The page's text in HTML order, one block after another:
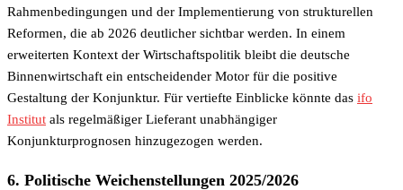
Rahmenbedingungen und der Implementierung von strukturellen
Reformen, die ab 2026 deutlicher sichtbar werden. In einem
erweiterten Kontext der Wirtschaftspolitik bleibt die deutsche
Binnenwirtschaft ein entscheidender Motor für die positive
Gestaltung der Konjunktur. Für vertiefte Einblicke könnte das ifo
Institut als regelmäßiger Lieferant unabhängiger
Konjunkturprognosen hinzugezogen werden.
6. Politische Weichenstellungen 2025/2026